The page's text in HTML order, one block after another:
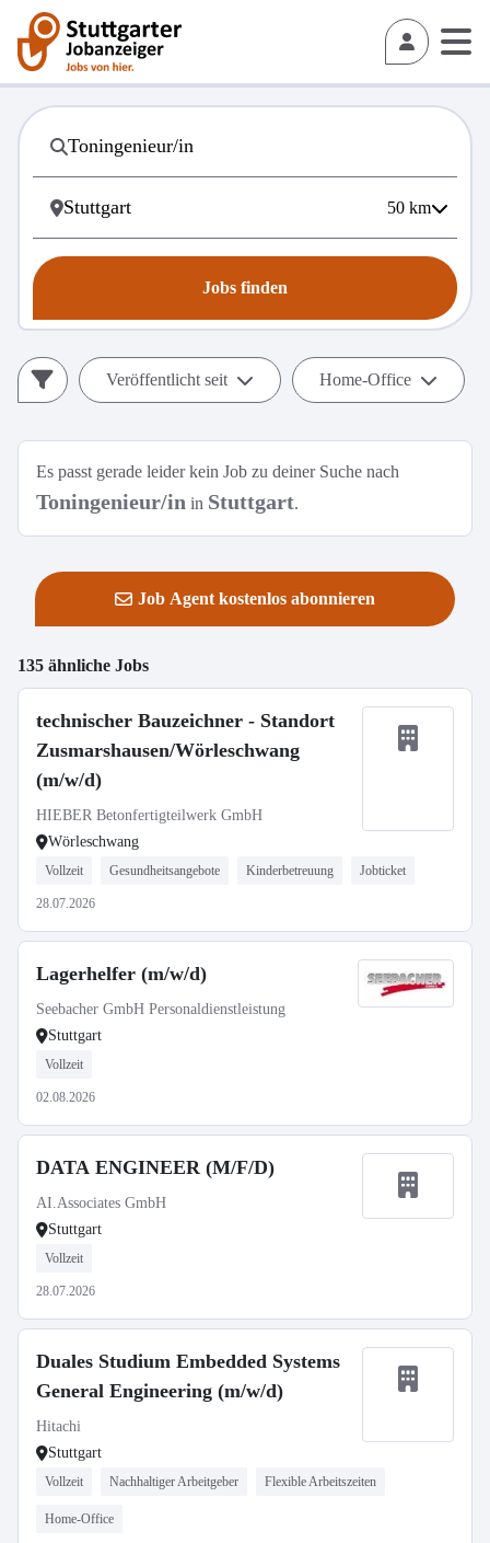
50 km
Jobs finden
Veröffentlicht seit Home-Office
Es passt gerade leider kein Job zu deiner Suche nach
Toningenieur/in in Stuttgart.
Job Agent kostenlos abonnieren
135 ähnliche Jobs
technischer Bauzeichner - Standort
Zusmarshausen/Wörleschwang
(m/w/d)
HIEBER Betonfertigteilwerk GmbH
Wörleschwang
Vollzeit Gesundheitsangebote Kinderbetreuung Jobticket
28.07.2026
Lagerhelfer (m/w/d)
Seebacher GmbH Personaldienstleistung
Stuttgart
Vollzeit
02.08.2026
DATA ENGINEER (M/F/D)
AI.Associates GmbH
Stuttgart
Vollzeit
28.07.2026
Duales Studium Embedded Systems
General Engineering (m/w/d)
Hitachi
Stuttgart
Vollzeit Nachhaltiger Arbeitgeber Flexible Arbeitszeiten
Home-Office